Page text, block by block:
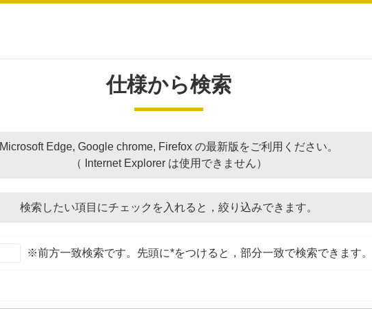
仕様から検索
Microsoft Edge, Google chrome, Firefox の最新版をご利用ください。
（ Internet Explorer は使用できません）
検索したい項目にチェックを入れると， 絞り込みできます。
※前方一致検索です。先頭に*をつけると，部分一致で検索できます。